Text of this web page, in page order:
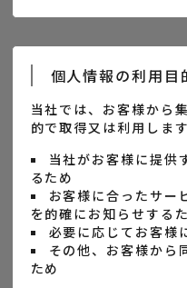
個人情報の利用目
当社では、お客様から
的で取得又は利用します
当社がお客様に提供
るため
お客様に合ったサー
を的確にお知らせする
必要に応じてお客様
その他、お客様から
ため